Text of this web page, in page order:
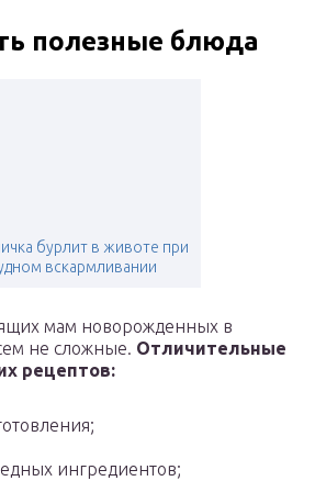
полезные блюда
бурлит в животе при
вскармливании
мам новорожденных в
не сложные. Отличительные
рецептов:
ингредиентов;